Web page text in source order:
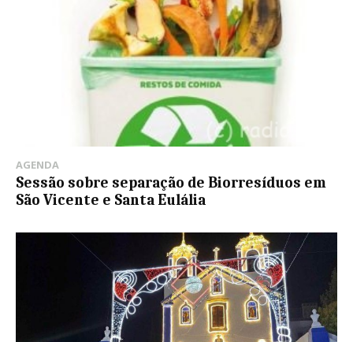
AGENDA
Sessão sobre separação de Biorresíduos em
São Vicente e Santa Eulália